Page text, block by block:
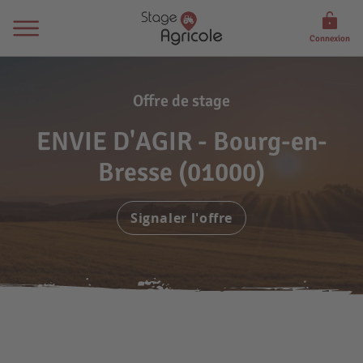
Connexion
Offre de stage
ENVIE D'AGIR - Bourg-en-
Bresse (01000)
Signaler l'offre